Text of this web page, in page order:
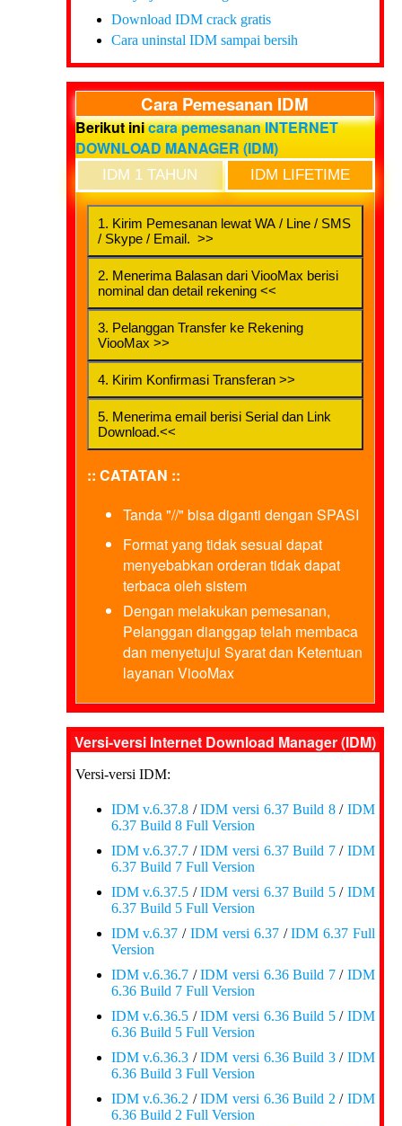
Download IDM crack gratis
Cara uninstal IDM sampai bersih
Cara Pemesanan IDM
Berikut inicara pemesanan INTERNET
DOWNLOAD MANAGER (IDM)
IDM 1 TAHUN IDM LIFETIME
1. Kirim Pemesanan lewat WA / Line / SMS
/ Skype / Email. >>
2. Menerima Balasan dari ViooMax berisi
nominal dan detail rekening <<
3. Pelanggan Transfer ke Rekening
ViooMax >>
4. Kirim Konfirmasi Transferan >>
5. Menerima email berisi Serial dan Link
Download.<<
:: CATATAN ::
Tanda "//" bisa diganti dengan SPASI
Format yang tidak sesuai dapat
menyebabkan orderan tidak dapat
terbaca oleh sistem
Dengan melakukan pemesanan,
Pelanggan dianggap telah membaca
dan menyetujui Syarat dan Ketentuan
layanan ViooMax
Versi-versi Internet Download Manager (IDM)
Versi-versi IDM:
IDM v.6.37.8 /IDM versi 6.37 Build 8/IDM
6.37 Build 8 Full Version
IDM v.6.37.7 /IDM versi 6.37 Build 7/IDM
6.37 Build 7 Full Version
IDM v.6.37.5 /IDM versi 6.37 Build 5/IDM
6.37 Build 5 Full Version
IDM v.6.37 /IDM versi 6.37/IDM 6.37 Full
Version
IDM v.6.36.7 /IDM versi 6.36 Build 7/IDM
6.36 Build 7 Full Version
IDM v.6.36.5 /IDM versi 6.36 Build 5/IDM
6.36 Build 5 Full Version
IDM v.6.36.3 /IDM versi 6.36 Build 3/IDM
6.36 Build 3 Full Version
IDM v.6.36.2 /IDM versi 6.36 Build 2 /IDM
6.36 Build 2 Full Version